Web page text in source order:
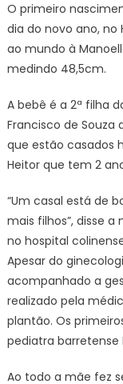
O primeiro
dia do novo ano, no
ao mundo à
medindo 48,5cm.
A bebê é a 2ª filha
Francisco de Souza
que estão casados
Heitor que tem 2
“Um casal está de
mais filhos”, disse
no hospital
Apesar do
acompanhado a
realizado pela
plantão. Os
pediatra barretense
Ao todo a mãe fez